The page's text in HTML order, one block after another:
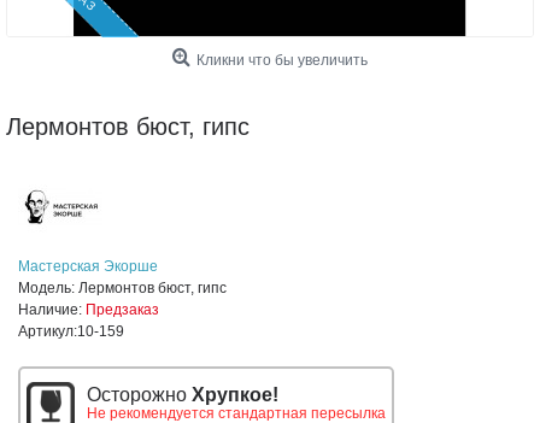
Кликни что бы увеличить
Лермонтов бюст, гипс
Мастерская Экорше
Модель: Лермонтов бюст, гипс
Наличие: Предзаказ
Артикул:10-159
Осторожно Хрупкое!
Не рекомендуется стандартная пересылка